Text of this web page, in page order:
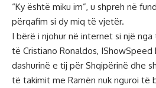
“Ky është miku im”, u shpreh në
përqafim si dy miq të vjetër.
I bërë i njohur në internet si një
të Cristiano Ronaldos, IShowSpeed
dashurinë e tij për Shqipërinë dhe
të takimit me Ramën nuk nguroi të